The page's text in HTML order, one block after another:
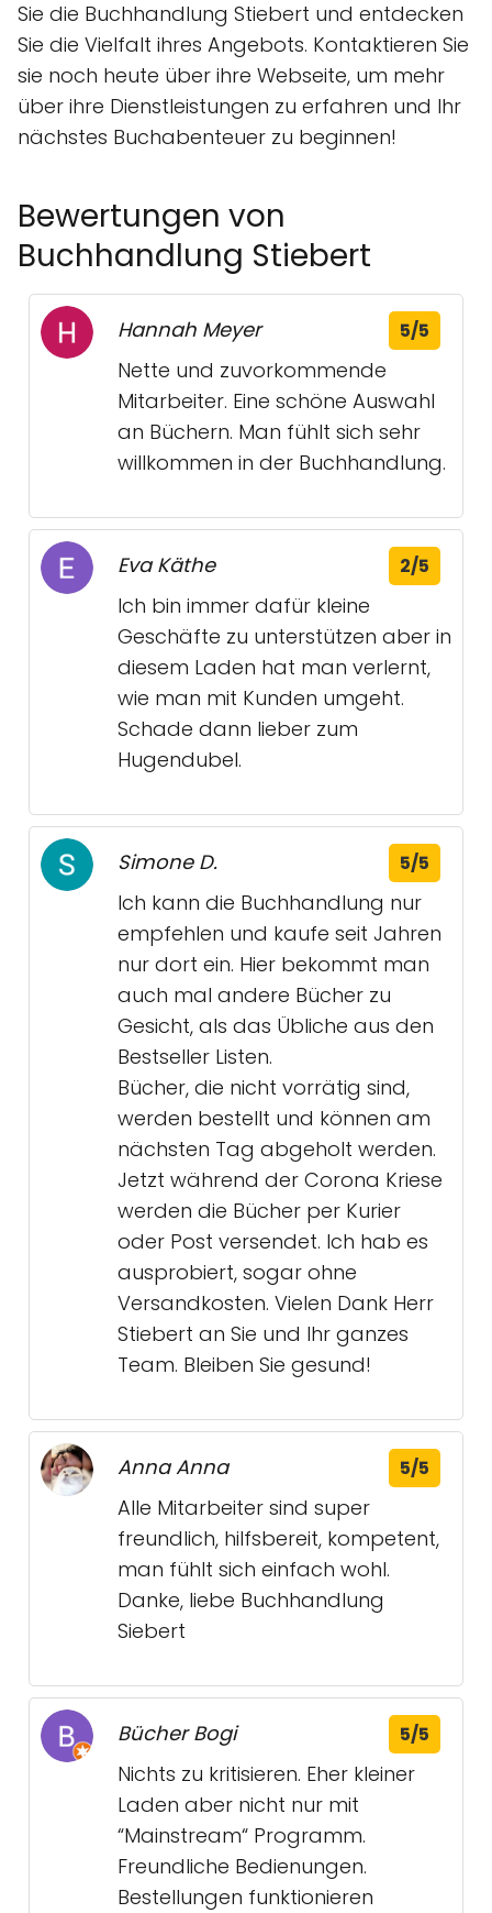
Sie die Buchhandlung Stiebert und entdecken
Sie die Vielfalt ihres Angebots. Kontaktieren Sie
sie noch heute über ihre Webseite, um mehr
über ihre Dienstleistungen zu erfahren und Ihr
nächstes Buchabenteuer zu beginnen!
Bewertungen von
Buchhandlung Stiebert
Hannah Meyer 5/5
Nette und zuvorkommende
Mitarbeiter. Eine schöne Auswahl
an Büchern. Man fühlt sich sehr
willkommen in der Buchhandlung.
Eva Käthe 2/5
Ich bin immer dafür kleine
Geschäfte zu unterstützen aber in
diesem Laden hat man verlernt,
wie man mit Kunden umgeht.
Schade dann lieber zum
Hugendubel.
Simone D. 5/5
Ich kann die Buchhandlung nur
empfehlen und kaufe seit Jahren
nur dort ein. Hier bekommt man
auch mal andere Bücher zu
Gesicht, als das Übliche aus den
Bestseller Listen.
Bücher, die nicht vorrätig sind,
werden bestellt und können am
nächsten Tag abgeholt werden.
Jetzt während der Corona Kriese
werden die Bücher per Kurier
oder Post versendet. Ich hab es
ausprobiert, sogar ohne
Versandkosten. Vielen Dank Herr
Stiebert an Sie und Ihr ganzes
Team. Bleiben Sie gesund!
Anna Anna 5/5
Alle Mitarbeiter sind super
freundlich, hilfsbereit, kompetent,
man fühlt sich einfach wohl.
Danke, liebe Buchhandlung
Siebert
Bücher Bogi 5/5
Nichts zu kritisieren. Eher kleiner
Laden aber nicht nur mit
“Mainstream“ Programm.
Freundliche Bedienungen.
Bestellungen funktionieren